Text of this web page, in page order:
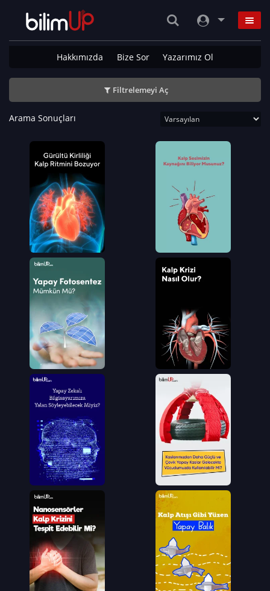
Hakkımızda Bize Sor Yazarımız Ol
Filtrelemeyi Aç
Arama Sonuçları